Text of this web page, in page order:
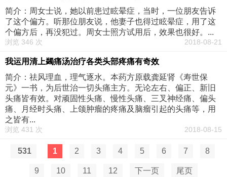
简介：周女士说，她以前患过眩晕症，当时，一位朋友告诉
了这个偏方。听那位朋友说，他妻子也得过眩晕症，用了这
个偏方后，再没犯过。周女士照方试用后，效果也很好。...
浏览 346 次 2018-08-21
我运用清上蠲痛汤治疗各类头部疼痛有奇效
简介：祛风理血，理气逐水。本药方原载龚延肾《寿世保
元》一书，为后世治一切头痛主方。无论左右、偏正、新旧
头痛皆有效。对顽固性头痛、慢性头痛、三叉神经痛、偏头
痛、月经时头痛、上颌肿瘤的疼痛及脑瘤引起的头痛等，用
之皆有...
浏览 431 次 2018-08-15
531 1 2 3 4 5 6 7 8
9 10 11 12 下一页 尾页